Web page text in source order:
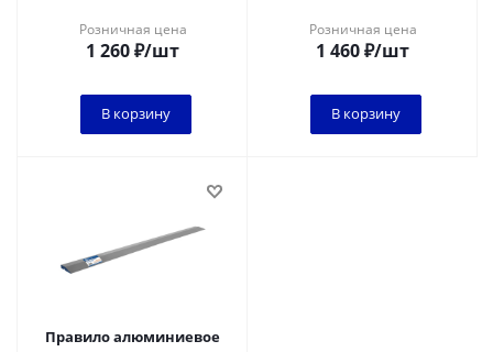
Розничная цена
1 260₽/шт
В корзину
Розничная цена
1 460₽/шт
В корзину
Правило алюминиевое